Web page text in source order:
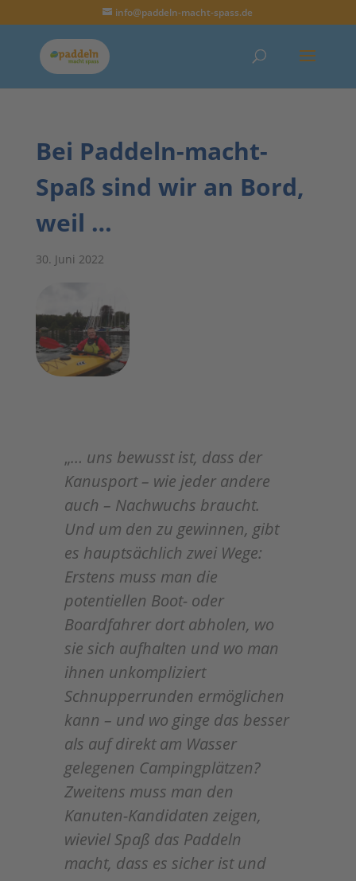
info@paddeln-macht-spass.de
Bei Paddeln-macht-
Spaß sind wir an Bord,
weil …
30. Juni 2022
„… uns bewusst ist, dass der
Kanusport – wie jeder andere
auch – Nachwuchs braucht.
Und um den zu gewinnen, gibt
es hauptsächlich zwei Wege:
Erstens muss man die
potentiellen Boot- oder
Boardfahrer dort abholen, wo
sie sich aufhalten und wo man
ihnen unkompliziert
Schnupperrunden ermöglichen
kann – und wo ginge das besser
als auf direkt am Wasser
gelegenen Campingplätzen?
Zweitens muss man den
Kanuten-Kandidaten zeigen,
wieviel Spaß das Paddeln
macht, dass es sicher ist und